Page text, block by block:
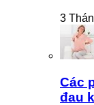
3
Các
đau